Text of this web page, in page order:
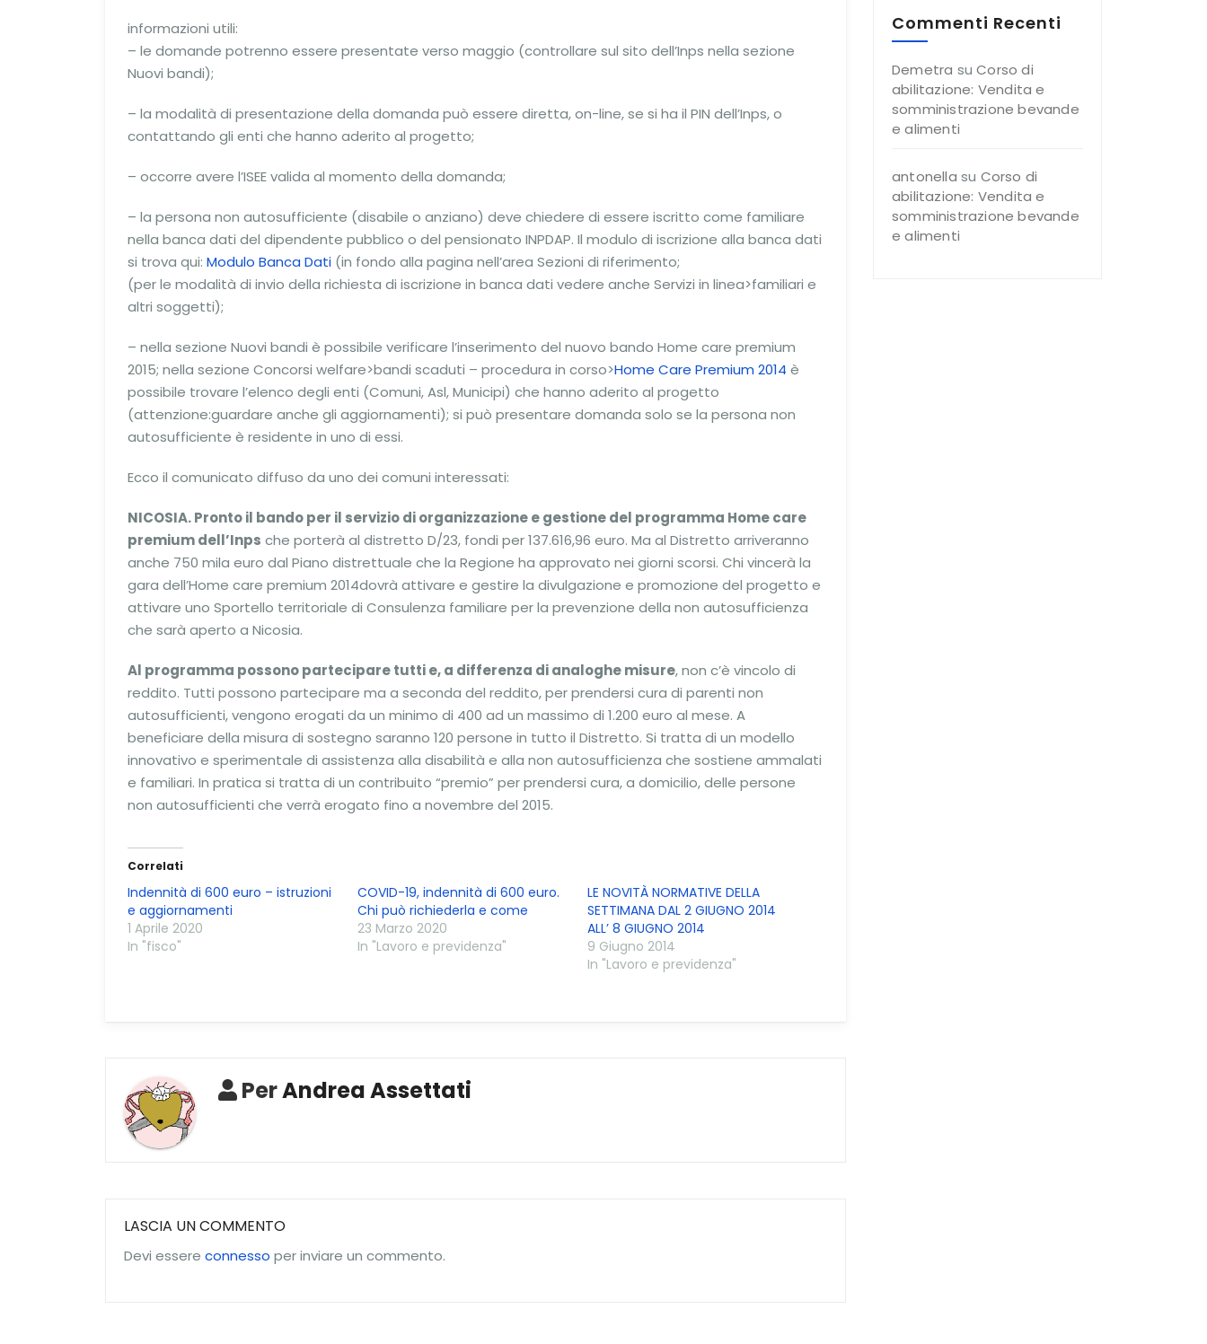
informazioni utili:
– le domande potrenno essere presentate verso maggio (controllare sul sito dell’Inps nella sezione
Nuovi bandi);
– la modalità di presentazione della domanda può essere diretta, on-line, se si ha il PIN dell’Inps, o
contattando gli enti che hanno aderito al progetto;
– occorre avere l’ISEE valida al momento della domanda;
– la persona non autosufficiente (disabile o anziano) deve chiedere di essere iscritto come familiare
nella banca dati del dipendente pubblico o del pensionato INPDAP. Il modulo di iscrizione alla banca dati
si trova qui: Modulo Banca Dati (in fondo alla pagina nell’area Sezioni di riferimento;
(per le modalità di invio della richiesta di iscrizione in banca dati vedere anche Servizi in linea>familiari e
altri soggetti);
– nella sezione Nuovi bandi è possibile verificare l’inserimento del nuovo bando Home care premium
2015; nella sezione Concorsi welfare>bandi scaduti – procedura in corso>Home Care Premium 2014 è
possibile trovare l’elenco degli enti (Comuni, Asl, Municipi) che hanno aderito al progetto
(attenzione:guardare anche gli aggiornamenti); si può presentare domanda solo se la persona non
autosufficiente è residente in uno di essi.
Ecco il comunicato diffuso da uno dei comuni interessati:
NICOSIA. Pronto il bando per il servizio di organizzazione e gestione del programma Home care
premium dell’Inps che porterà al distretto D/23, fondi per 137.616,96 euro. Ma al Distretto arriveranno
anche 750 mila euro dal Piano distrettuale che la Regione ha approvato nei giorni scorsi. Chi vincerà la
gara dell’Home care premium 2014dovrà attivare e gestire la divulgazione e promozione del progetto e
attivare uno Sportello territoriale di Consulenza familiare per la prevenzione della non autosufficienza
che sarà aperto a Nicosia.
Al programma possono partecipare tutti e, a differenza di analoghe misure, non c’è vincolo di
reddito. Tutti possono partecipare ma a seconda del reddito, per prendersi cura di parenti non
autosufficienti, vengono erogati da un minimo di 400 ad un massimo di 1.200 euro al mese. A
beneficiare della misura di sostegno saranno 120 persone in tutto il Distretto. Si tratta di un modello
innovativo e sperimentale di assistenza alla disabilità e alla non autosufficienza che sostiene ammalati
e familiari. In pratica si tratta di un contribuito “premio” per prendersi cura, a domicilio, delle persone
non autosufficienti che verrà erogato fino a novembre del 2015.
Correlati
Indennità di 600 euro – istruzioni
e aggiornamenti
1 Aprile 2020
In "fisco"
COVID-19, indennità di 600 euro.
Chi può richiederla e come
23 Marzo 2020
In "Lavoro e previdenza"
LE NOVITÀ NORMATIVE DELLA
SETTIMANA DAL 2 GIUGNO 2014
ALL’ 8 GIUGNO 2014
9 Giugno 2014
In "Lavoro e previdenza"
PerAndrea Assettati
LASCIA UN COMMENTO
Devi essere connesso per inviare un commento.
Commenti Recenti
Demetra suCorso di
abilitazione: Vendita e
somministrazione bevande
e alimenti
antonella su Corso di
abilitazione: Vendita e
somministrazione bevande
e alimenti